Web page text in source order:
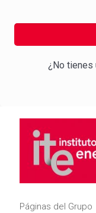
¿No tienes
Páginas del Grupo